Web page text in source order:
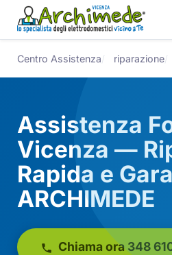
Centro Assistenza riparazione
Assistenza
Vicenza —
Rapida e
ARCHIMEDE
Chiama ora 348